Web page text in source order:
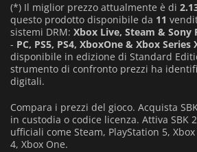
(*) Il miglior prezzo attualmente è di
questo prodotto disponibile da 11
sistemi DRM: Xbox Live, Steam & Sony
- PC, PS5, PS4, XboxOne & Xbox Series
disponibile in edizione di Standard
strumento di confronto prezzi ha
digitali.
Compara i prezzi del gioco. Acquista
in custodia o codice licenza. Attiva SBK
ufficiali come Steam, PlayStation 5,
4, Xbox One.